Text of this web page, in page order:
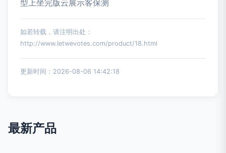
型上坐完版云展示客保测
如若转载，请注明出处：
http://www.letwevotes.com/product/18.html
更新时间：2026-08-06 14:42:18
最新产品